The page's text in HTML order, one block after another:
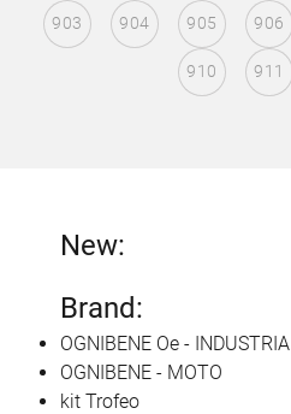
903 904 905 906
910 911
New:
Brand:
OGNIBENE Oe - INDUSTRIA
OGNIBENE - MOTO
kit Trofeo